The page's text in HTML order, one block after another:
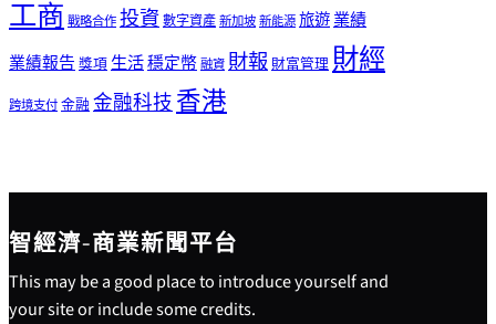
工商 戰略合作投資數字資產新加坡新能源旅遊業績
業績報告 獎項生活穩定幣融資 財報 財富管理財經
跨境支付金融 金融科技香港
智經濟-商業新聞平台
This may be a good place to introduce yourself and
your site or include some credits.